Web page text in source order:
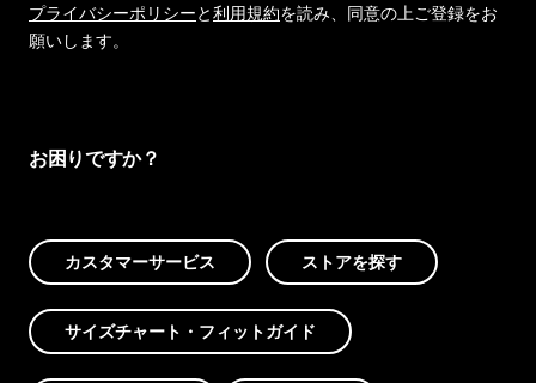
プライバシーポリシーと利用規約を読み、同意の上ご登録をお
願いします。
お困りですか？
カスタマーサービス ストアを探す
サイズチャート・フィットガイド